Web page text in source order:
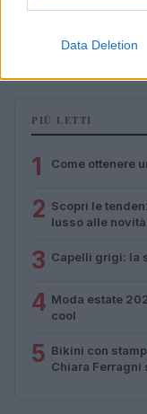
Data Deletion
Scopri come
Camilla Fiore · 6 Ago 2026
PIÙ LETTI
1 Come ottenere
2 Scopri le
lusso alle
3 Capelli grigi: la
4 Moda estate
cool
5 Bikini con
Chiara Ferragni